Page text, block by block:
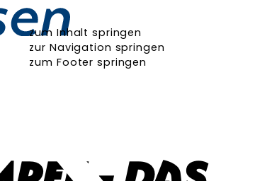
zum Inhalt springen
zur Navigation springen
zum Footer springen